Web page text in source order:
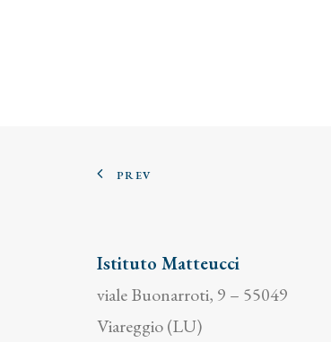
PREV
Istituto Matteucci
viale Buonarroti, 9 – 55049
Viareggio (LU)